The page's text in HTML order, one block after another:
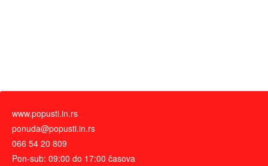
www.popusti.in.rs
ponuda@popusti.in.rs
066 54 20 809
Pon-sub: 09:00 do 17:00 časova